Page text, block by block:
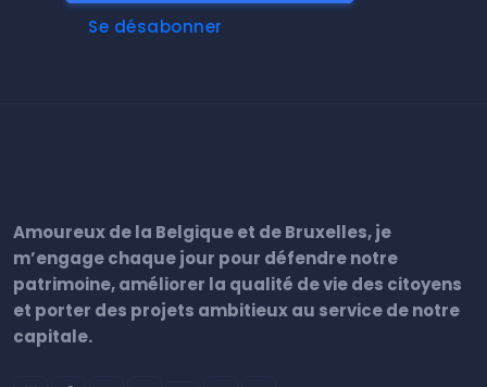
Se désabonner
Amoureux de la Belgique et de Bruxelles, je
m’engage chaque jour pour défendre notre
patrimoine, améliorer la qualité de vie des citoyens
et porter des projets ambitieux au service de notre
capitale.